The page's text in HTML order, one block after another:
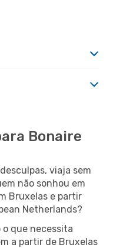
Bonaire
viaja sem
não sonhou em
Bruxelas e partir
Netherlands?
que necessita
a partir de Bruxelas